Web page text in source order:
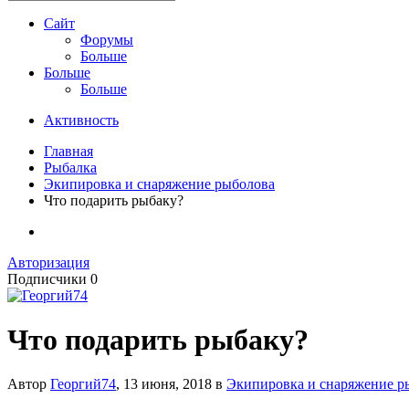
Сайт
Форумы
Больше
Больше
Больше
Активность
Главная
Рыбалка
Экипировка и снаряжение рыболова
Что подарить рыбаку?
Авторизация
Подписчики 0
Что подарить рыбаку?
Автор Георгий74, 13 июня, 2018 в Экипировка и снаряжение